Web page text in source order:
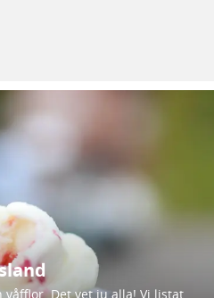
våfflor. Det vet ju alla! Vi listat